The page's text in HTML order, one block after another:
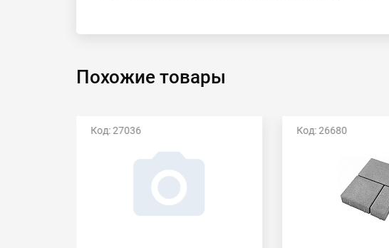
Похожие товары
Есть видеоКод: 27036 Код: 26680